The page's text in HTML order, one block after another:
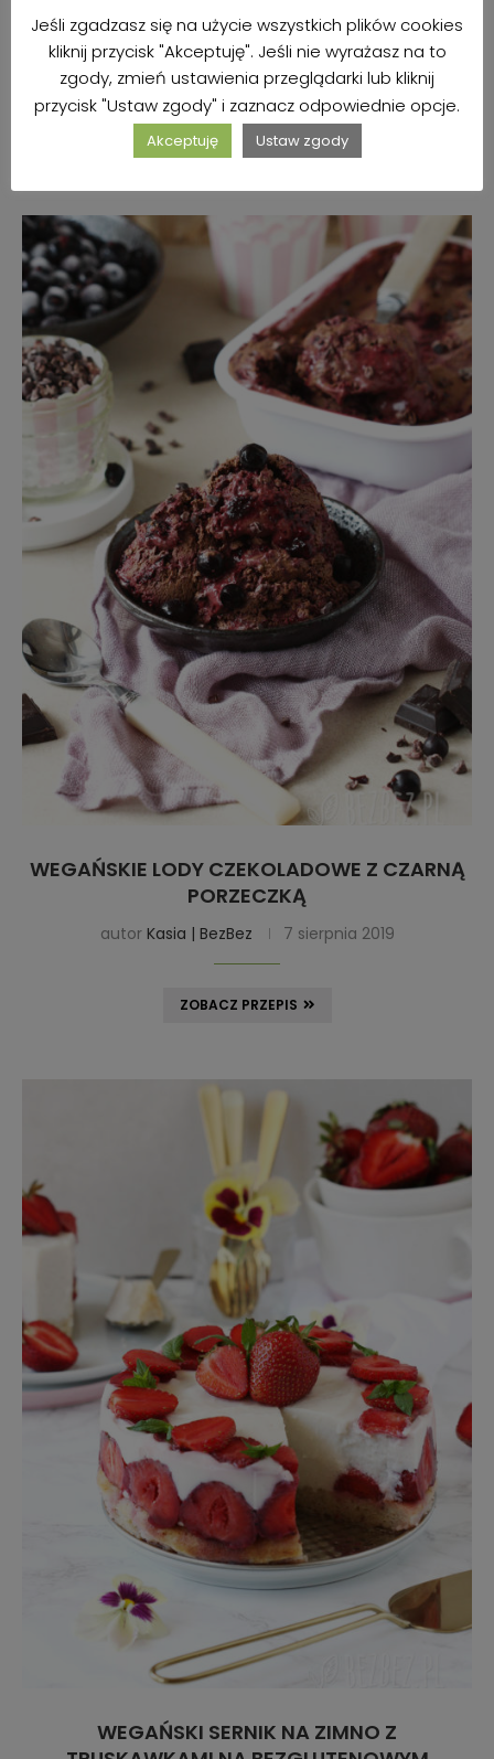
BANOFFEE NA TRZECIE URODZINY BLOGA
autorKasia | BezBez 20 kwietnia 2020
ZOBACZ PRZEPIS
WEGAŃSKIE LODY CZEKOLADOWE Z CZARNĄ
PORZECZKĄ
autor Kasia | BezBez 7 sierpnia 2019
ZOBACZ PRZEPIS
WEGAŃSKI SERNIK NA ZIMNO Z
Jeśli zgadzasz się na użycie wszystkich plików cookies
kliknij przycisk "Akceptuję". Jeśli nie wyrażasz na to
zgody, zmień ustawienia przeglądarki lub kliknij
przycisk "Ustaw zgody" i zaznacz odpowiednie opcje.
Akceptuję Ustaw zgody